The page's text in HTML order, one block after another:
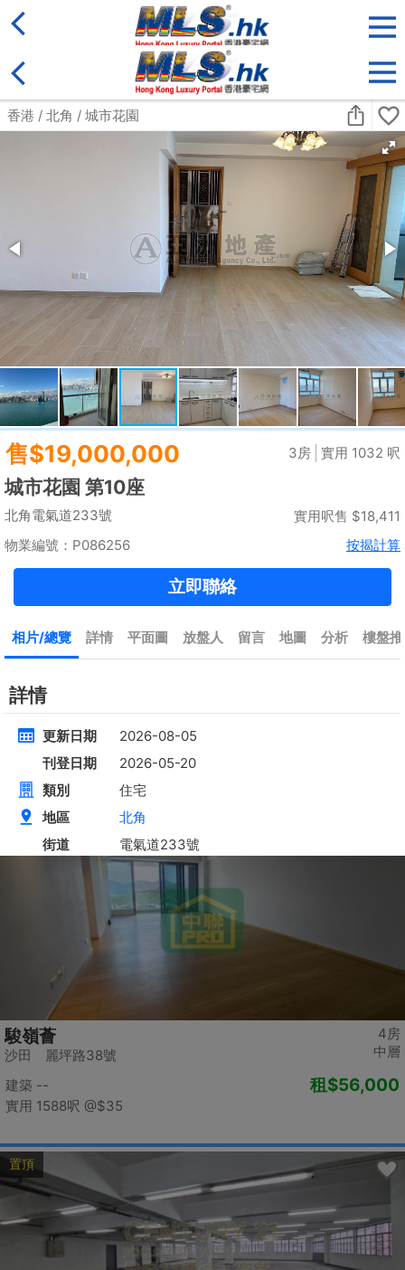
售盤 類別
收藏
標準2100呎村屋
元朗 標準2100呎村屋 4房4套
建築 2100呎@$17
實用 --
租$35,000
九龍廣場
長沙灣 青山道485號
建築 3631呎@$4,682
實用 2542呎 @$6,688
4房
中層
駿嶺薈
沙田 麗坪路38號
建築 --
實用 1588呎 @$35
租$56,000
置頂